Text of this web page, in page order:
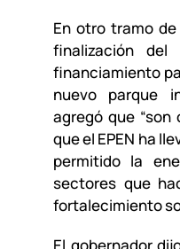
En otro tramo
finalización del
financiamiento
nuevo parque
agregó que
que el EPEN ha
permitido la
sectores que
fortalecimiento